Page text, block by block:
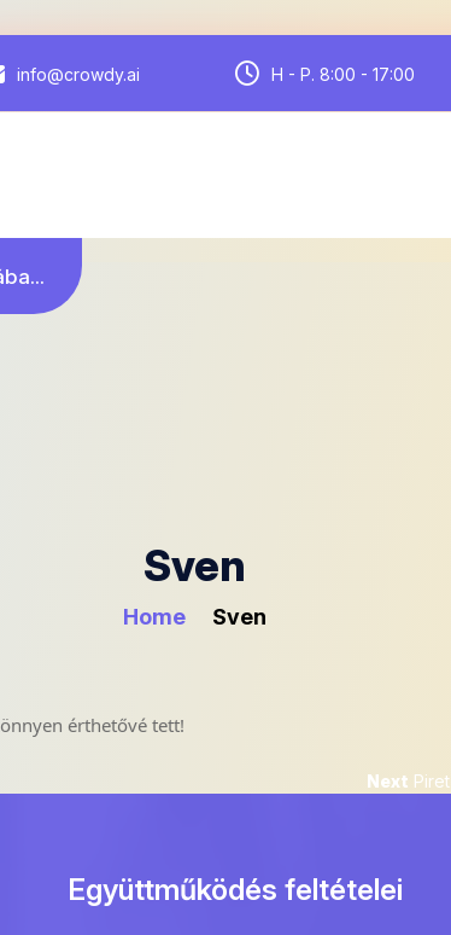
info@crowdy.ai H - P. 8:00 - 17:00
Sven
Home Sven
érthetővé tett!
Next Next
Piret
Együttműködés feltételei